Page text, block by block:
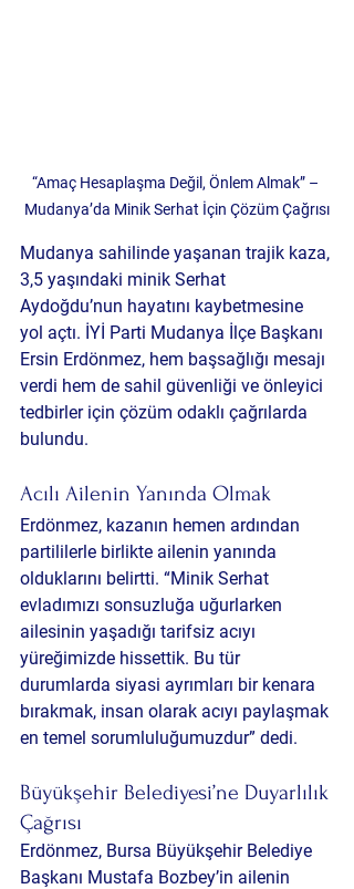
“Amaç Hesaplaşma Değil, Önlem Almak” –
Mudanya’da Minik Serhat İçin Çözüm Çağrısı
Mudanya sahilinde yaşanan trajik kaza,
3,5 yaşındaki minik Serhat
Aydoğdu’nun hayatını kaybetmesine
yol açtı. İYİ Parti Mudanya İlçe Başkanı
Ersin Erdönmez, hem başsağlığı mesajı
verdi hem de sahil güvenliği ve önleyici
tedbirler için çözüm odaklı çağrılarda
bulundu.
Acılı Ailenin Yanında Olmak
Erdönmez, kazanın hemen ardından
partililerle birlikte ailenin yanında
olduklarını belirtti. “Minik Serhat
evladımızı sonsuzluğa uğurlarken
ailesinin yaşadığı tarifsiz acıyı
yüreğimizde hissettik. Bu tür
durumlarda siyasi ayrımları bir kenara
bırakmak, insan olarak acıyı paylaşmak
en temel sorumluluğumuzdur” dedi.
Büyükşehir Belediyesi’ne Duyarlılık
Çağrısı
Erdönmez, Bursa Büyükşehir Belediye
Başkanı Mustafa Bozbey’in ailenin